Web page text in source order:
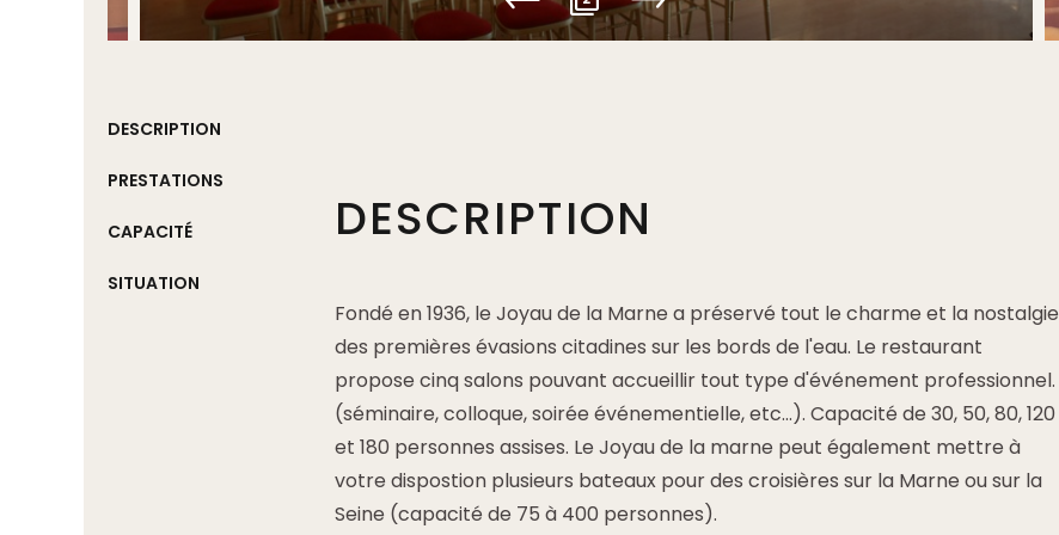
DESCRIPTION
PRESTATIONS
CAPACITÉ
SITUATION
DESCRIPTION
Fondé en 1936, le Joyau de la Marne a préservé tout le charme et la nostalgie
des premières évasions citadines sur les bords de l'eau. Le restaurant
propose cinq salons pouvant accueillir tout type d'événement professionnel.
(séminaire, colloque, soirée événementielle, etc...). Capacité de 30, 50, 80, 120
et 180 personnes assises. Le Joyau de la marne peut également mettre à
votre dispostion plusieurs bateaux pour des croisières sur la Marne ou sur la
Seine (capacité de 75 à 400 personnes).